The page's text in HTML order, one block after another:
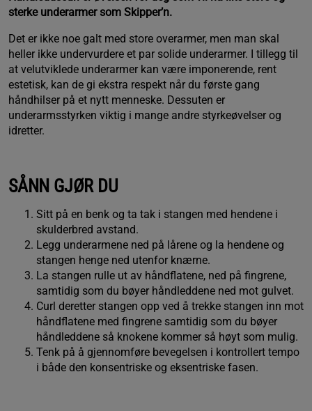
sterke underarmer som Skipper’n.
Det er ikke noe galt med store overarmer, men man skal
heller ikke undervurdere et par solide underarmer. I tillegg til
at velutviklede underarmer kan være imponerende, rent
estetisk, kan de gi ekstra respekt når du første gang
håndhilser på et nytt menneske. Dessuten er
underarmsstyrken viktig i mange andre styrkeøvelser og
idretter.
SÅNN GJØR DU
Sitt på en benk og ta tak i stangen med hendene i
skulderbred avstand.
Legg underarmene ned på lårene og la hendene og
stangen henge ned utenfor knærne.
La stangen rulle ut av håndflatene, ned på fingrene,
samtidig som du bøyer håndleddene ned mot gulvet.
Curl deretter stangen opp ved å trekke stangen inn mot
håndflatene med fingrene samtidig som du bøyer
håndleddene så knokene kommer så høyt som mulig.
Tenk på å gjennomføre bevegelsen i kontrollert tempo
i både den konsentriske og eksentriske fasen.